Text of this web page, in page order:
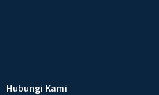
Hubungi Kami